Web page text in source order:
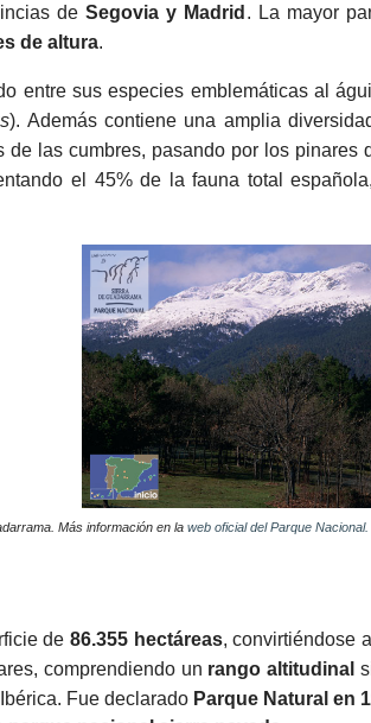
deSegovia y Madrid . La mayor
de altura.
entre sus especies emblemáticas al
). Además contiene una amplia
las cumbres, pasando por los pinares
el 45% de la fauna total
Más información en la web oficial del Parque Nacional.
de86.355 hectáreas, convirtiéndose
comprendiendo un rango altitudinal
Fue declarado Parque Natural en